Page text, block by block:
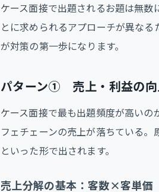
ケース面接で出題されるお題は無
とに求められるアプローチが異なる
が対策の第一歩になります。
パターン① 売上・利益の向
ケース面接で最も出題頻度が高い
フェチェーンの売上が落ちている。
といった形で出されます。
売上分解の基本：客数×客単価